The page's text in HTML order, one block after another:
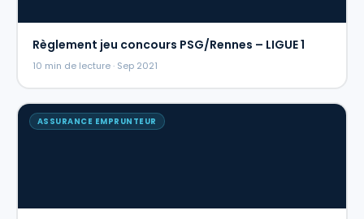
Règlement jeu concours PSG/Rennes – LIGUE 1
10 min de lecture · Sep 2021
ASSURANCE EMPRUNTEUR